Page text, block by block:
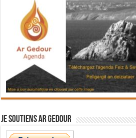
Je soutiens Ar Gedour